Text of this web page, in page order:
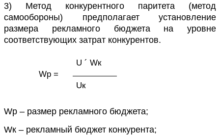
3) Метод конкурентного паритета (метод
самообороны) предполагает установление
размера рекламного бюджета на уровне
соответствующих затрат конкурентов.
Wp =
U ´ Wк
Uк
Wp – размер рекламного бюджета;
Wк – рекламный бюджет конкурента;